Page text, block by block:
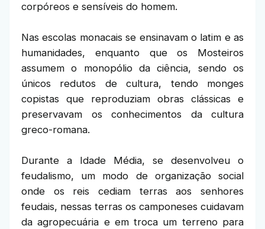
corpóreos e sensíveis do homem.
Nas escolas monacais se ensinavam o latim e as
humanidades, enquanto que os Mosteiros
assumem o monopólio da ciência, sendo os
únicos redutos de cultura, tendo monges
copistas que reproduziam obras clássicas e
preservavam os conhecimentos da cultura
greco-romana.
Durante a Idade Média, se desenvolveu o
feudalismo, um modo de organização social
onde os reis cediam terras aos senhores
feudais, nessas terras os camponeses cuidavam
da agropecuária e em troca um terreno para